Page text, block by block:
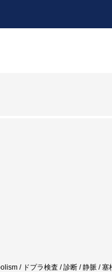
/ ドプラ検査 / 診断 / 静脈 / 塞